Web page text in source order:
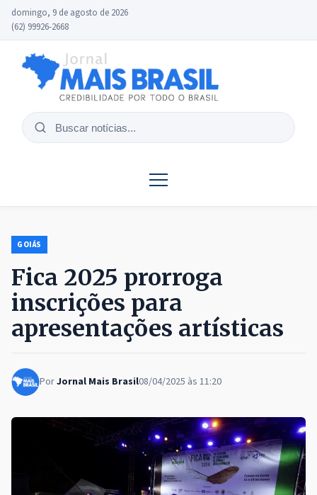
domingo, 9 de agosto de 2026
(62) 99926-2668
Buscar
GOIÁS
Fica 2025 prorroga
inscrições para
apresentações artísticas
PorJornal Mais Brasil08/04/2025 às 11:20